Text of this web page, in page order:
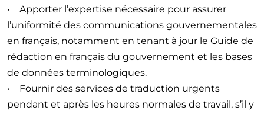
• Apporter l’expertise nécessaire pour assurer
l’uniformité des communications gouvernementales
en français, notamment en tenant à jour le Guide de
rédaction en français du gouvernement et les bases
de données terminologiques.
• Fournir des services de traduction urgents
pendant et après les heures normales de travail, s’il y